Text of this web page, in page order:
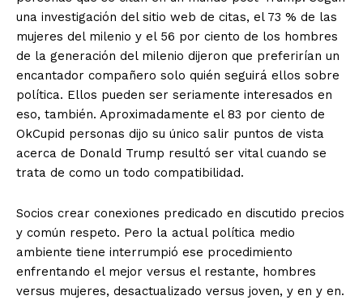
una investigación del sitio web de citas, el 73 % de las
mujeres del milenio y el 56 por ciento de los hombres
de la generación del milenio dijeron que preferirían un
encantador compañero solo quién seguirá ellos sobre
política. Ellos pueden ser seriamente interesados ​​en
eso, también. Aproximadamente el 83 por ciento de
OkCupid personas dijo su único salir puntos de vista
acerca de Donald Trump resultó ser vital cuando se
trata de como un todo compatibilidad.
Socios crear conexiones predicado en discutido precios
y común respeto. Pero la actual política medio
ambiente tiene interrumpió ese procedimiento
enfrentando el mejor versus el restante, hombres
versus mujeres, desactualizado versus joven, y en y en.